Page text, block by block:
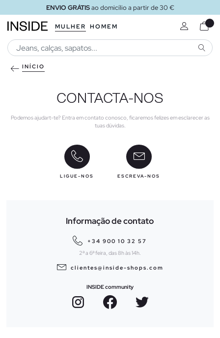
ENVIO GRÁTISao domicílio a partir de 30 €
MULHER HOMEM
INÍCIO
CONTACTA-NOS
Podemos ajudart-te? Entra em contato conosco, ficaremos felizes em esclarecer as
tuas dúvidas.
LIGUE-NOS ESCREVA-NOS
Informação de contato
+34 900 10 32 57
2ª a 6ª feira, das 8h às 14h.
clientes@inside-shops.com
INSIDE community